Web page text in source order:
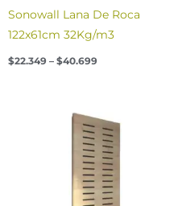
Sonowall Lana De Roca
122x61cm 32Kg/m3
$22.349 – $40.699